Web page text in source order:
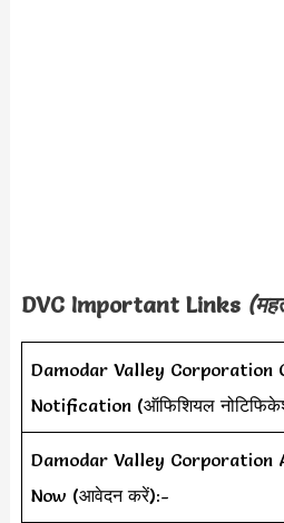
DVC Important Links
Damodar Valley Corporation
Notification (ऑफिशियल
Damodar Valley Corporation
Now (आवेदन करें):-